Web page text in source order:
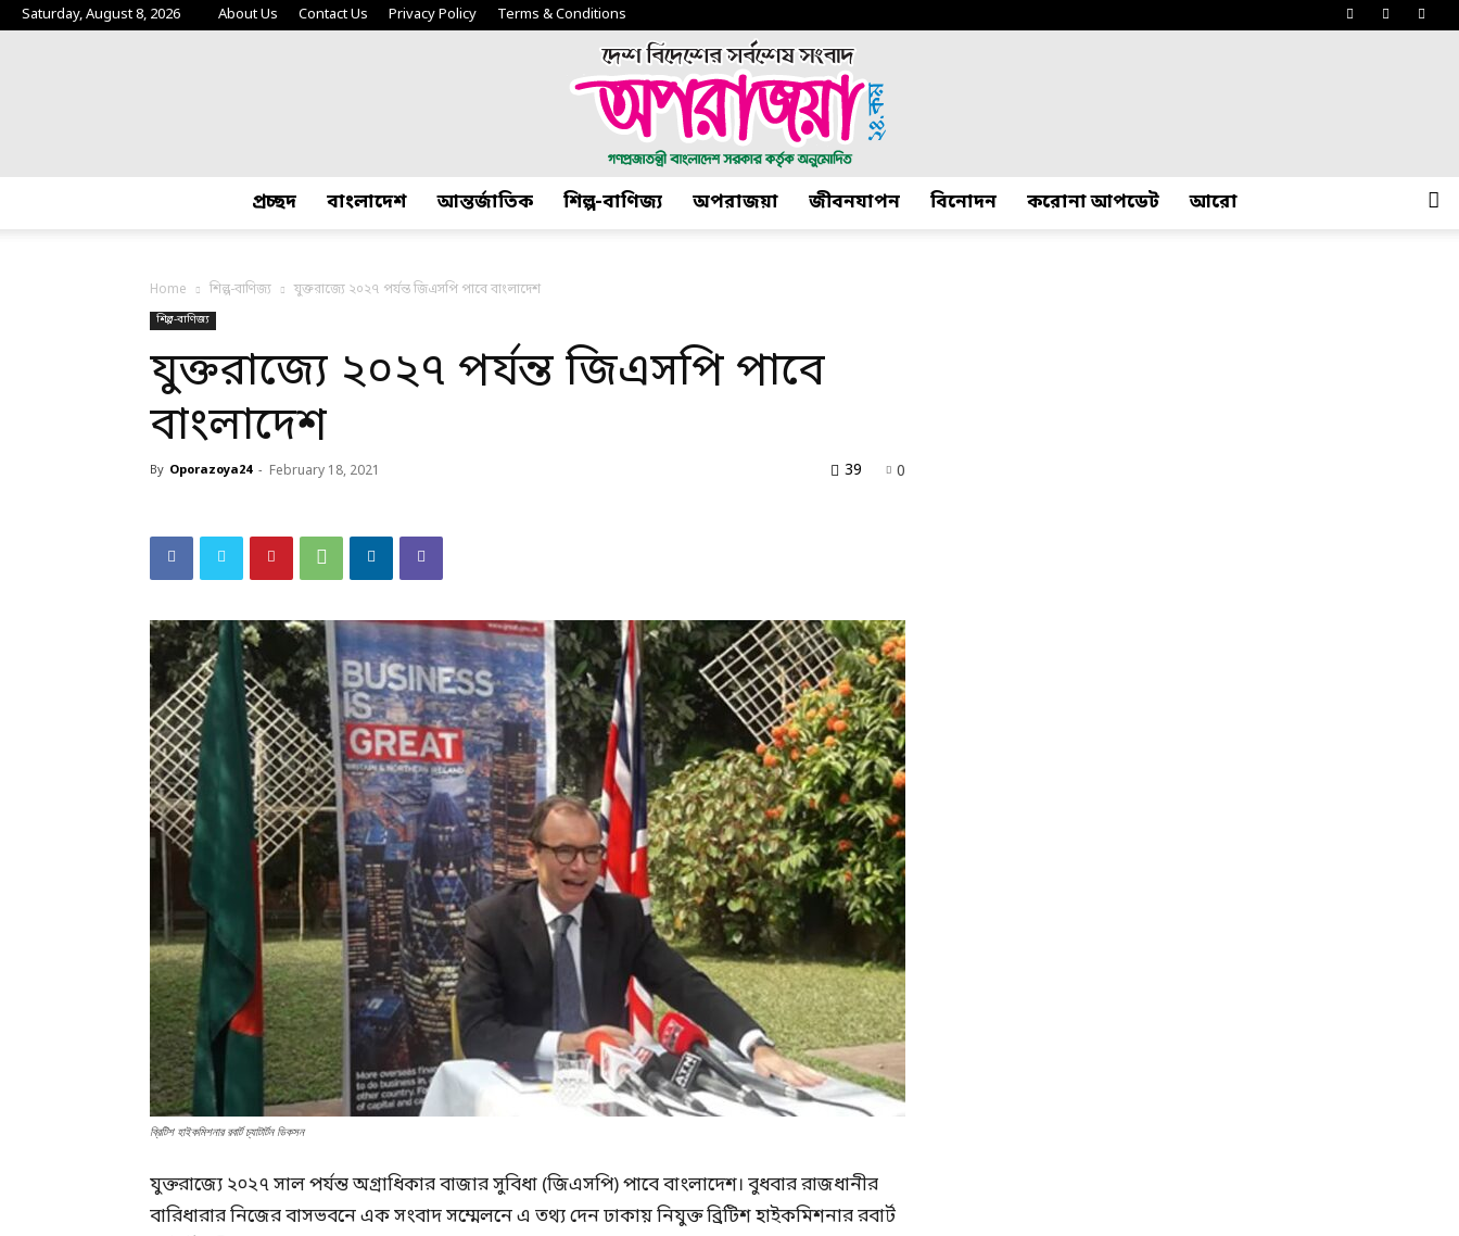
Saturday, August 8, 2026 About Us Contact Us Privacy Policy Terms & Conditions
প্রচ্ছদ বাংলাদেশ আন্তর্জাতিক শিল্প-বাণিজ্য অপরাজয়া জীবনযাপন বিনোদন করোনা আপডেট আরো
Home শিল্প-বাণিজ্য যুক্তরাজ্যে ২০২৭ পর্যন্ত জিএসপি পাবে বাংলাদেশ
শিল্প-বাণিজ্য
যুক্তরাজ্যে ২০২৭ পর্যন্ত জিএসপি পাবে
বাংলাদেশ
By Oporazoya24 - February 18, 2021 0
39
ব্রিটিশ হাইকমিশনার রবার্ট চ্যাটার্টন ডিকসন
যুক্তরাজ্যে ২০২৭ সাল পর্যন্ত অগ্রাধিকার বাজার সুবিধা (জিএসপি) পাবে বাংলাদেশ। বুধবার রাজধানীর
বারিধারার নিজের বাসভবনে এক সংবাদ সম্মেলনে এ তথ্য দেন ঢাকায় নিযুক্ত ব্রিটিশ হাইকমিশনার রবার্ট